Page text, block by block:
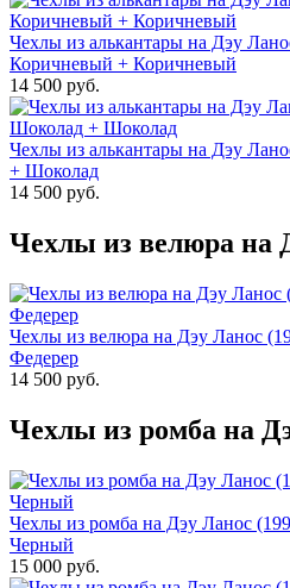
Чехлы из алькантары на Дэу
Коричневый + Коричневый
14 500 руб.
Чехлы из алькантары на Дэу
+ Шоколад
14 500 руб.
Чехлы из велюра на
Чехлы из велюра на Дэу Ланос
Федерер
14 500 руб.
Чехлы из ромба на
Чехлы из ромба на Дэу Ланос
Черный
15 000 руб.